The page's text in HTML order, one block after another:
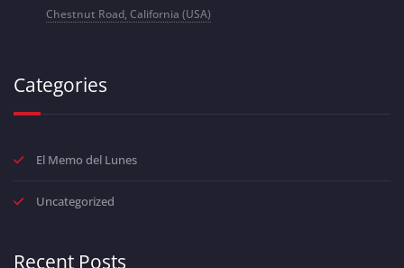
Chestnut Road, California (USA)
Categories
El Memo del Lunes
Uncategorized
Recent Posts